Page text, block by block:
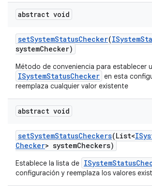
abstract void
setSystemStatusChecker(ISystem
systemChecker)
Método de conveniencia para establecer
ISystemStatusChecker en esta
reemplaza cualquier valor existente
abstract void
setSystemStatusCheckers(List<
Checker> systemCheckers)
Establece la lista de
configuración y reemplaza los valores